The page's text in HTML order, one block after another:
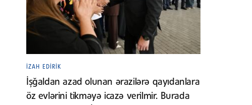
İZAH EDIRIK
İşğaldan azad olunan ərazilərə qayıdanlara
öz evlərini tikməyə icazə verilmir. Burada